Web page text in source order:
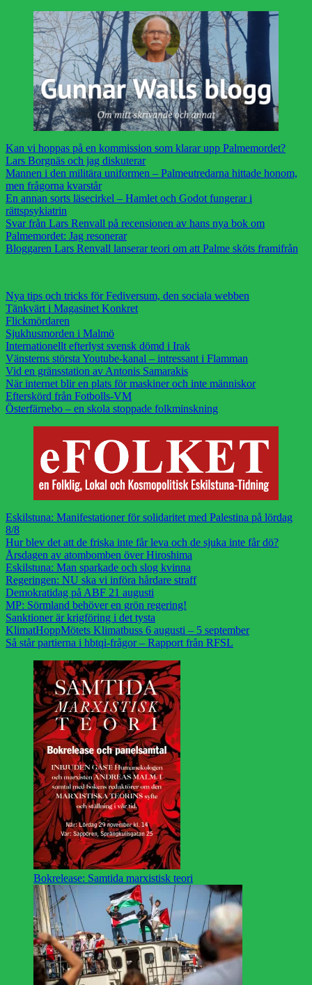
Kan vi hoppas på en kommission som klarar upp Palmemordet?
Lars Borgnäs och jag diskuterar
Mannen i den militära uniformen – Palmeutredarna hittade honom,
men frågorna kvarstår
En annan sorts läsecirkel – Hamlet och Godot fungerar i
rättspsykiatrin
Svar från Lars Renvall på recensionen av hans nya bok om
Palmemordet: Jag resonerar
Bloggaren Lars Renvall lanserar teori om att Palme sköts framifrån
Nya tips och tricks för Fediversum, den sociala webben
Tänkvärt i Magasinet Konkret
Flickmördaren
Sjukhusmorden i Malmö
Internationellt efterlyst svensk dömd i Irak
Vänsterns största Youtube-kanal – intressant i Flamman
Vid en gränsstation av Antonis Samarakis
När internet blir en plats för maskiner och inte människor
Efterskörd från Fotbolls-VM
Österfärnebo – en skola stoppade folkminskning
Eskilstuna: Manifestationer för solidaritet med Palestina på lördag
8/8
Hur blev det att de friska inte får leva och de sjuka inte får dö?
Årsdagen av atombomben över Hiroshima
Eskilstuna: Man sparkade och slog kvinna
Regeringen: NU ska vi införa hårdare straff
Demokratidag på ABF 21 augusti
MP: Sörmland behöver en grön regering!
Sanktioner är krigföring i det tysta
KlimatHoppMötets Klimatbuss 6 augusti – 5 september
Så står partierna i hbtqi-frågor – Rapport från RFSL
Bokrelease: Samtida marxistisk teori